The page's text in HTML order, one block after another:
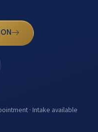
· Intake available